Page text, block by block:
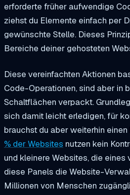
erforderte früher aufwendige
ziehst du Elemente einfach per
gewünschte Stelle. Dieses
Bereiche deiner gehosteten
Diese vereinfachten Aktionen
Code-Operationen, sind aber in
Schaltflächen verpackt.
sich damit leicht erledigen, für
brauchst du aber weiterhin
% der Websites nutzen kein
und kleinere Websites, die eines
diese Panels die Website-
Millionen von Menschen